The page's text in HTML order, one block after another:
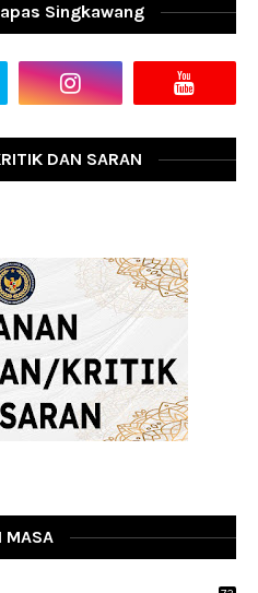
Singkawang
DAN SARAN
MASA